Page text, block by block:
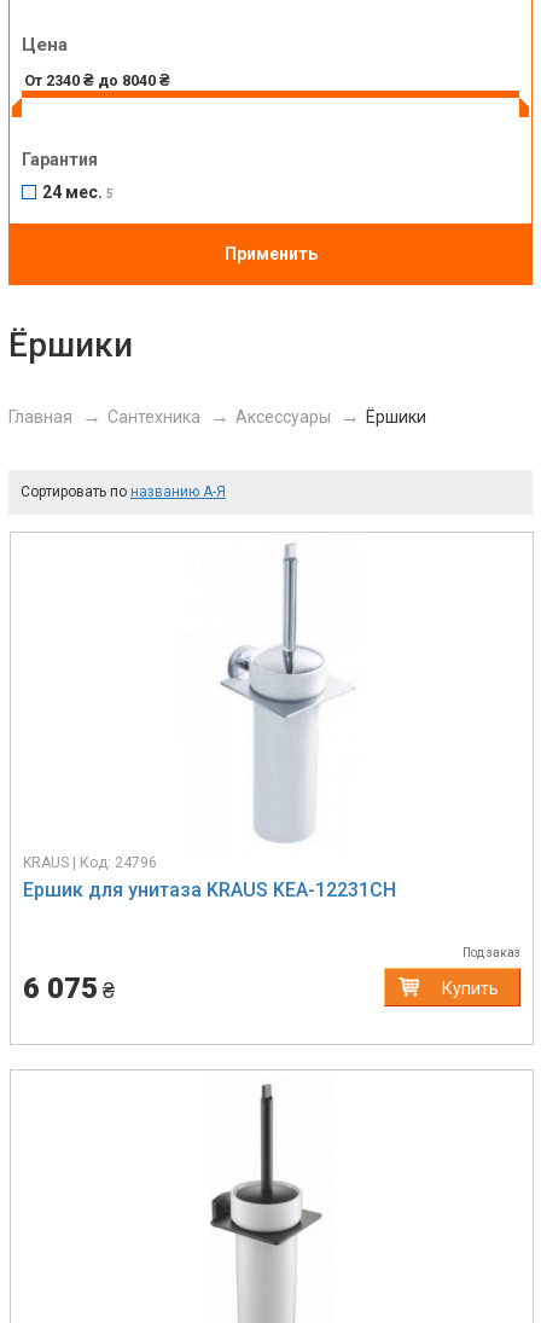
Ёршики
Главная Сантехника Аксессуары Ёршики
Сортировать по названию А-Я
KRAUS | Код: 24796
Ершик для унитаза KRAUS KEA-12231CH
Под заказ
6 075 ₴ Купить
Цена
Гарантия
24 мес. 5
Применить